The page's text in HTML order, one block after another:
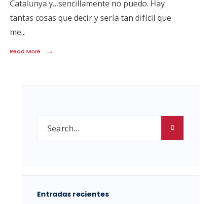
Catalunya y…sencillamente no puedo. Hay
tantas cosas que decir y sería tan difícil que
me...
Read More →
Entradas recientes